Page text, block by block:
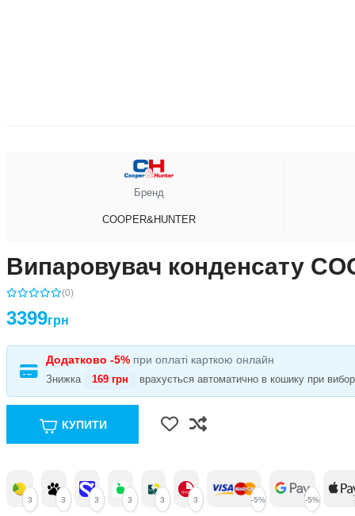
Бренд
COOPER&HUNTER
Випаровувач конденсату
(0)
3399грн
Додатково -5% при оплаті карткою онлайн
Знижка 169 грн врахується автоматично в кошику при
КУПИТИ
3 3 3 3 3 3 -5% -5%